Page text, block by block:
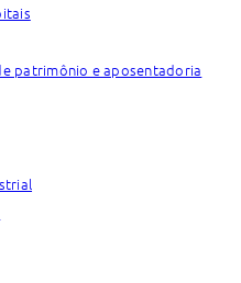
patrimônio e aposentadoria